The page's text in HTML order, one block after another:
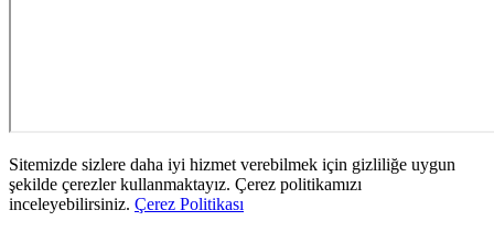
Sitemizde sizlere daha iyi hizmet verebilmek için gizliliğe uygun
şekilde çerezler kullanmaktayız. Çerez politikamızı
inceleyebilirsiniz. Çerez Politikası